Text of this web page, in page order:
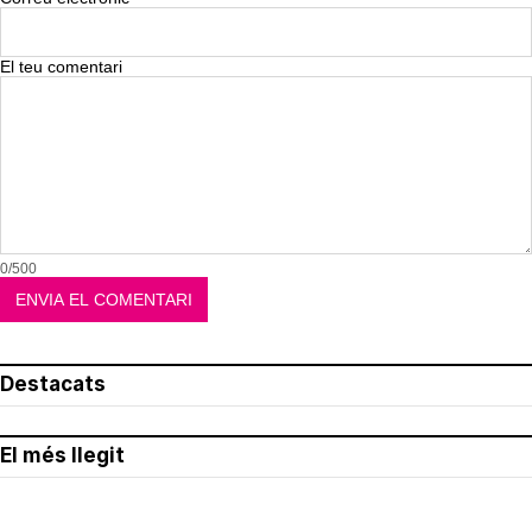
El teu comentari
0/500
Destacats
El més llegit